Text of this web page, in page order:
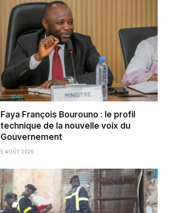
Faya François Bourouno : le profil
technique de la nouvelle voix du
Gouvernement
5 AOÛT 2026